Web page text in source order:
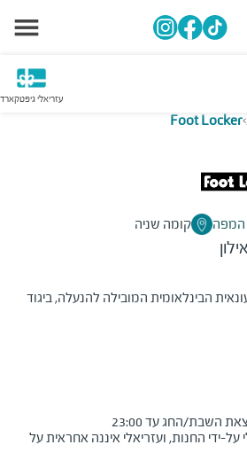
עזריאלי גיפטקארד
>
Foot Locker
המפה קומה שניה
הבינלאומית המובילה להנעלה, ביגוד
השבת/החג עד 23:00
ידי החנות, ועזריאלי איננה אחראית על